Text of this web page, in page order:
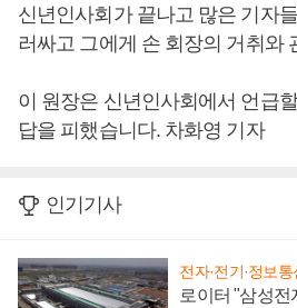
신년인사회가 끝나고 많은 기자
러싸고 그에게 손 회장의 거취와
이 원장은 신년인사회에서 언급
답을 피했습니다. 차화영 기자
인기기사
전자·전기·정보통
로이터 "삼성